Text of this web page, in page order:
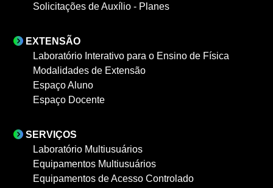
Solicitações de Auxílio - Planes
EXTENSÃO
Laboratório Interativo para o Ensino de Física
Modalidades de Extensão
Espaço Aluno
Espaço Docente
SERVIÇOS
Laboratório Multiusuários
Equipamentos Multiusuários
Equipamentos de Acesso Controlado